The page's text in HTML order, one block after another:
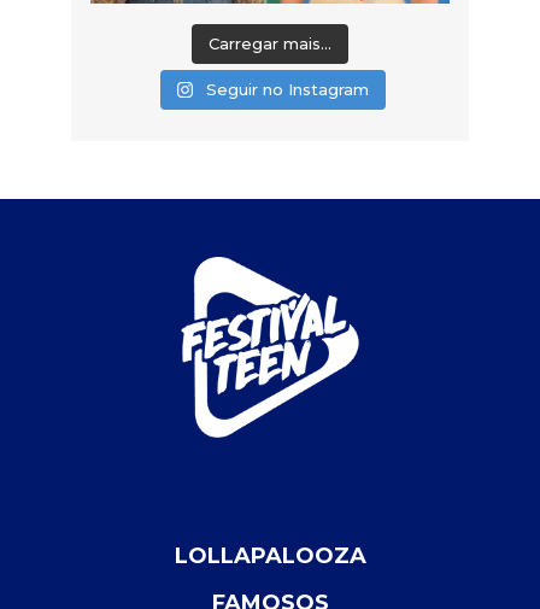
Carregar mais...
Seguir no Instagram
LOLLAPALOOZA
FAMOSOS